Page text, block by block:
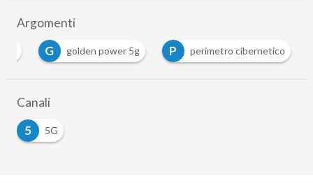
Argomenti
G golden power 5g P perimetro cibernetico
Canali
5
5G